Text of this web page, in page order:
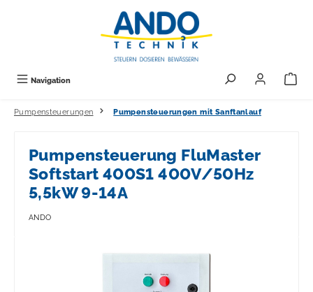
Navigation
Pumpensteuerungen Pumpensteuerungen mit Sanftanlauf
Pumpensteuerung FluMaster
Softstart 400S1 400V/50Hz
5,5kW 9-14A
ANDO
Bildergalerie überspringen